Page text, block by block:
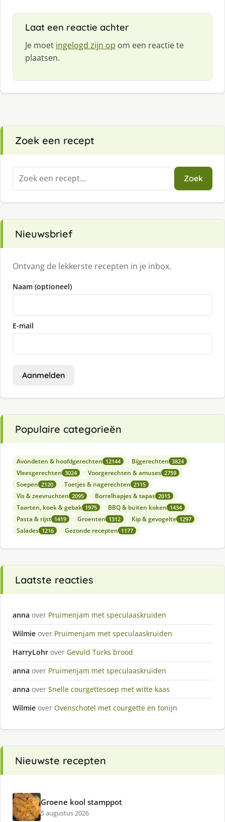
Laat een reactie achter
Je moet ingelogd zijn op om een reactie te
plaatsen.
Zoek een recept
Zoeken
naar:
Zoek
Nieuwsbrief
Ontvang de lekkerste recepten in je inbox.
Naam (optioneel)
E-mail
Aanmelden
Populaire categorieën
Avondeten & hoofdgerechten 12144 Bijgerechten 3824
Vleesgerechten 3024 Voorgerechten & amuses 2759
Soepen 2120 Toetjes & nagerechten 2115
Vis & zeevruchten 2095 Borrelhapjes & tapas 2015
Taarten, koek & gebak 1975 BBQ & buiten koken 1434
Pasta & rijst 1419 Groenten 1312 Kip & gevogelte 1297
Salades 1216 Gezonde recepten 1177
Laatste reacties
anna over Pruimenjam met speculaaskruiden
Wilmie over Pruimenjam met speculaaskruiden
HarryLohr over Gevuld Turks brood
anna over Pruimenjam met speculaaskruiden
anna over Snelle courgettesoep met witte kaas
Wilmie over Ovenschotel met courgette en tonijn
Nieuwste recepten
Groene kool stamppot
5 augustus 2026